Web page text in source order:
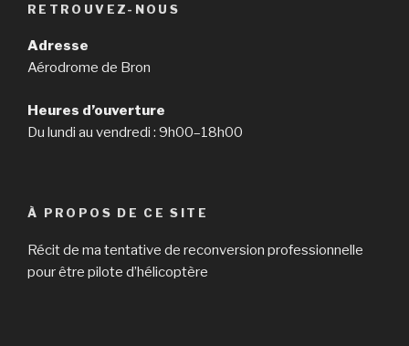
RETROUVEZ-NOUS
Adresse
Aérodrome de Bron
Heures d’ouverture
Du lundi au vendredi : 9h00–18h00
À PROPOS DE CE SITE
Récit de ma tentative de reconversion professionnelle
pour être pilote d’hélicoptère